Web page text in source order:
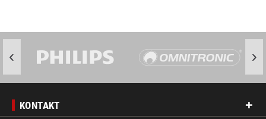
KONTAKT